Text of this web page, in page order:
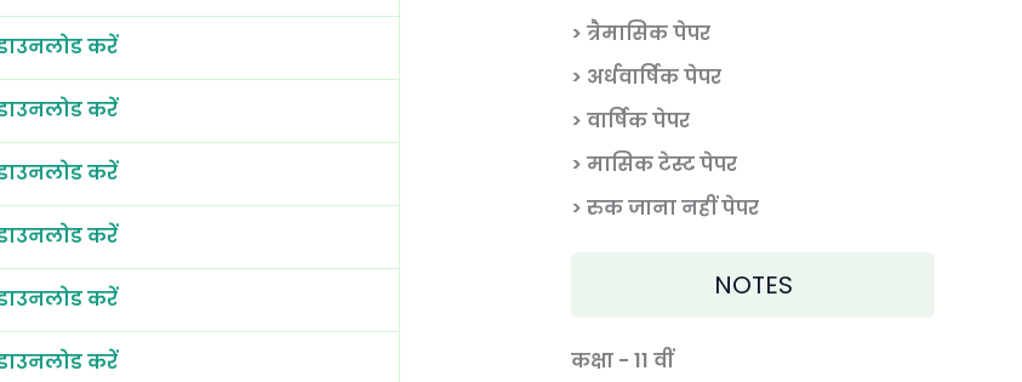
करें
करें
करें
करें
करें
करें
> त्रैमासिक पेपर
> अर्धवार्षिक पेपर
> वार्षिक पेपर
> मासिक टेस्ट पेपर
> रुक जाना नहीं पेपर
NOTES
कक्षा - 11 वीं